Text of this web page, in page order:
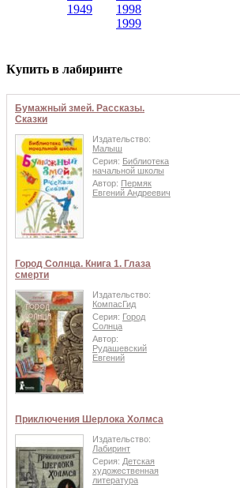
1949
1998
1999
Купить в лабиринте
Бумажный змей. Рассказы.
Сказки
Издательство:
Малыш
Серия: Библиотека
начальной школы
Автор: Пермяк
Евгений Андреевич
Город Солнца. Книга 1. Глаза
смерти
Издательство:
КомпасГид
Серия: Город
Солнца
Автор:
Рудашевский
Евгений
Приключения Шерлока Холмса
Издательство:
Лабиринт
Серия: Детская
художественная
литература